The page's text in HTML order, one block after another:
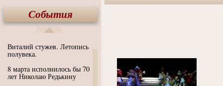
События
Виталий стужев. Летопись
полувека.
8 марта исполнилось бы 70
лет Николаю Редькину